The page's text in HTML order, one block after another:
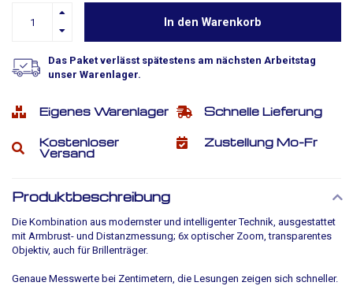
In den Warenkorb
Das Paket verlässt spätestens am nächsten Arbeitstag
unser Warenlager.
Eigenes Warenlager Schnelle Lieferung
Kostenloser
Versand
Zustellung Mo-Fr
Produktbeschreibung
Die Kombination aus modernster und intelligenter Technik, ausgestattet
mit Armbrust- und Distanzmessung; 6x optischer Zoom, transparentes
Objektiv, auch für Brillenträger.
Genaue Messwerte bei Zentimetern, die Lesungen zeigen sich schneller.